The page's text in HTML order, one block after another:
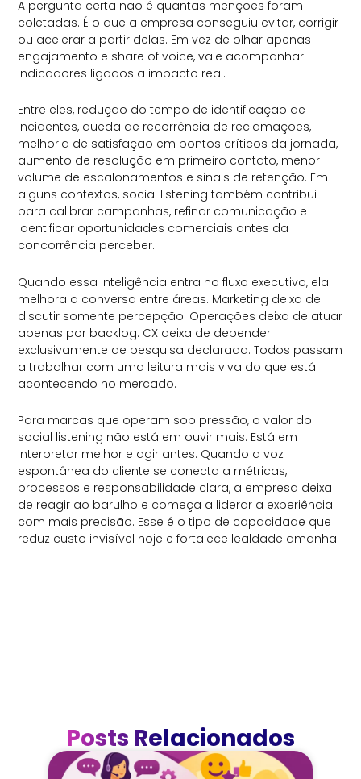
A pergunta certa não é quantas menções foram
coletadas. É o que a empresa conseguiu evitar, corrigir
ou acelerar a partir delas. Em vez de olhar apenas
engajamento e share of voice, vale acompanhar
indicadores ligados a impacto real.
Entre eles, redução do tempo de identificação de
incidentes, queda de recorrência de reclamações,
melhoria de satisfação em pontos críticos da jornada,
aumento de resolução em primeiro contato, menor
volume de escalonamentos e sinais de retenção. Em
alguns contextos, social listening também contribui
para calibrar campanhas, refinar comunicação e
identificar oportunidades comerciais antes da
concorrência perceber.
Quando essa inteligência entra no fluxo executivo, ela
melhora a conversa entre áreas. Marketing deixa de
discutir somente percepção. Operações deixa de atuar
apenas por backlog. CX deixa de depender
exclusivamente de pesquisa declarada. Todos passam
a trabalhar com uma leitura mais viva do que está
acontecendo no mercado.
Para marcas que operam sob pressão, o valor do
social listening não está em ouvir mais. Está em
interpretar melhor e agir antes. Quando a voz
espontânea do cliente se conecta a métricas,
processos e responsabilidade clara, a empresa deixa
de reagir ao barulho e começa a liderar a experiência
com mais precisão. Esse é o tipo de capacidade que
reduz custo invisível hoje e fortalece lealdade amanhã.
Posts Relacionados